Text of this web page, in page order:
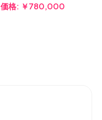
価格: ￥780,000